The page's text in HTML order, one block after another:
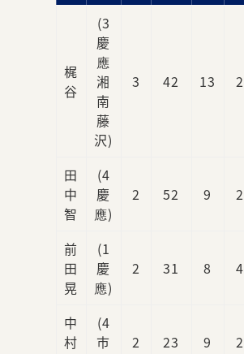
梶
谷
(3
慶
應
湘
南
藤
沢)
3 42 13 2
田
中
智
(4
慶
應)
2 52 9 2
前
田
晃
(1
慶
應)
2 31 8 4
中
村
(4
市
2 23 9 2